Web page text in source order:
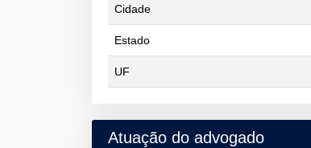
Cidade
Estado
UF
Atuação do advogado